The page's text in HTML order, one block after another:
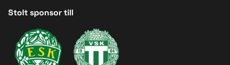
Stolt sponsor till